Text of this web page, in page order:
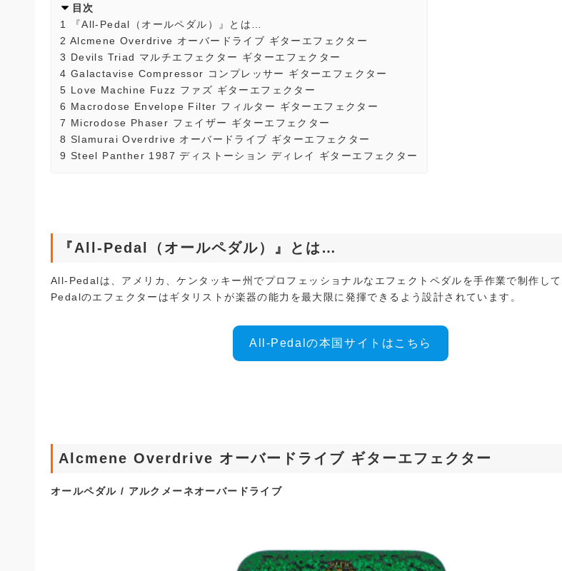
目次
1
『All-Pedal（オールペダル）』とは…
2 Alcmene Overdrive オーバードライブ ギターエフェクター
3 Devils Triad マルチエフェクター ギターエフェクター
4 Galactavise Compressor コンプレッサー ギターエフェクター
5 Love Machine Fuzz ファズ ギターエフェクター
6 Macrodose Envelope Filter フィルター ギターエフェクター
7 Microdose Phaser フェイザー ギターエフェクター
8 Slamurai Overdrive オーバードライブ ギターエフェクター
9 Steel Panther 1987 ディストーション ディレイ ギターエフェクター
『All-Pedal（オールペダル）』とは…
All-Pedalは、アメリカ、ケンタッキー州でプロフェッショナルなエフェクトペダルを手作業で制作し
Pedalのエフェクターはギタリストが楽器の能力を最大限に発揮できるよう設計されています。
All-Pedalの本国サイトはこちら
Alcmene Overdrive オーバードライブ ギターエフェクター
オールペダル / アルクメーネオーバードライブ